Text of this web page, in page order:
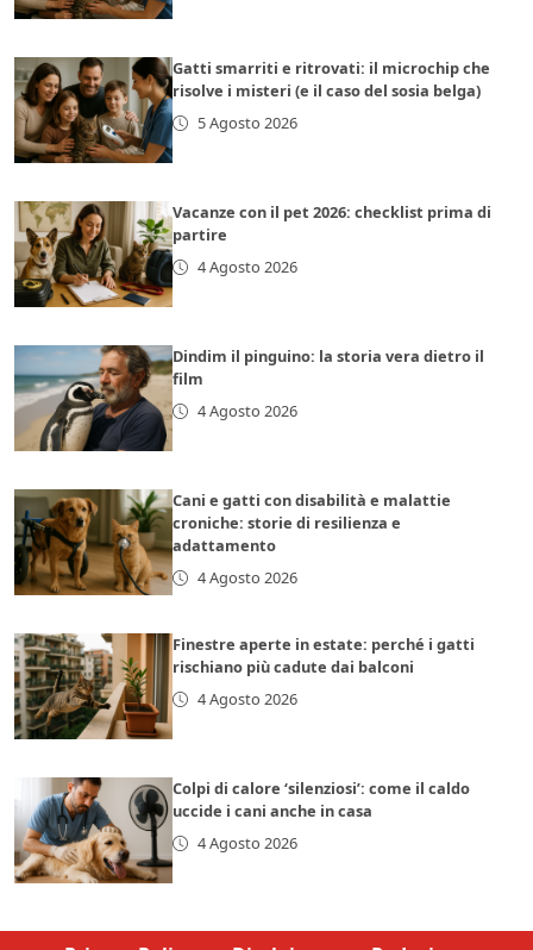
Gatti smarriti e ritrovati: il microchip che
risolve i misteri (e il caso del sosia belga)
5 Agosto 2026
Vacanze con il pet 2026: checklist prima di
partire
4 Agosto 2026
Dindim il pinguino: la storia vera dietro il
film
4 Agosto 2026
Cani e gatti con disabilità e malattie
croniche: storie di resilienza e
adattamento
4 Agosto 2026
Finestre aperte in estate: perché i gatti
rischiano più cadute dai balconi
4 Agosto 2026
Colpi di calore ‘silenziosi’: come il caldo
uccide i cani anche in casa
4 Agosto 2026